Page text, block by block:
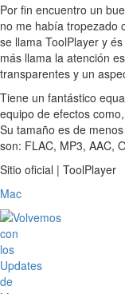
Por fin encuentro un
no me había tropezado
se llama ToolPlayer y
más llama la atención
transparentes y un
Tiene un fantástico
equipo de efectos
Su tamaño es de
son: FLAC, MP3, AAC,
Sitio oficial | ToolPlayer
Mac